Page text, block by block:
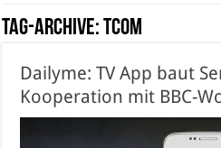
Tag-Archive:tcom
Dailyme: TV App baut
Kooperation mit BBC-